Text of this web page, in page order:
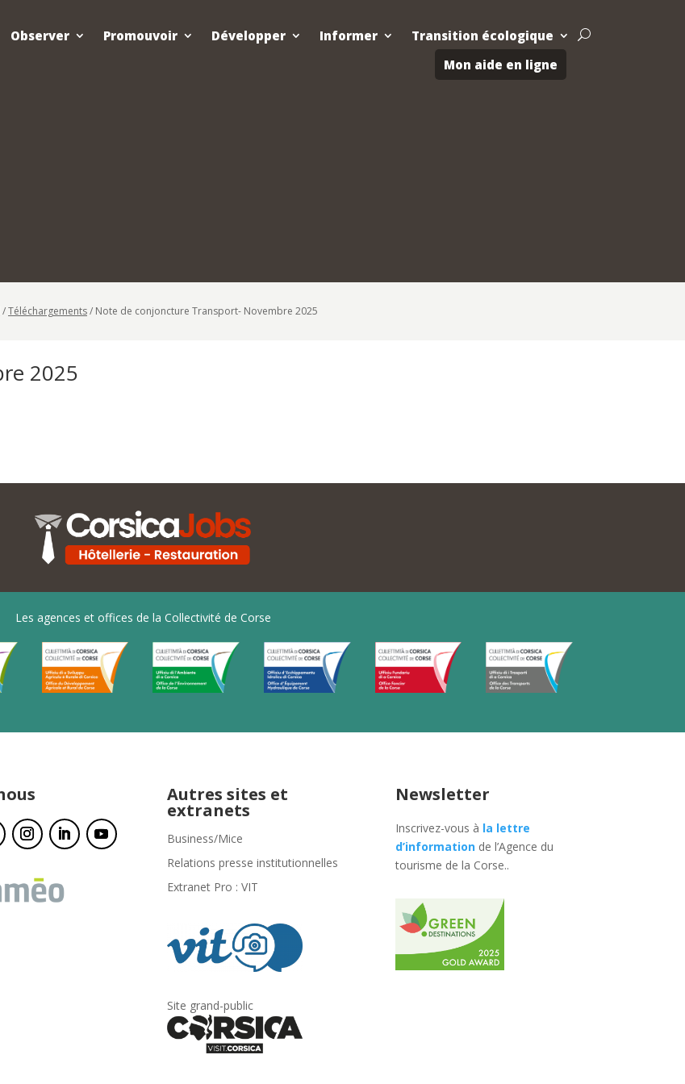
Observer Promouvoir Développer Informer
Transition écologique
Mon aide en ligne
U
/Téléchargements/ Note de conjoncture Transport- Novembre 2025
2025
Les agences et offices de la Collectivité de Corse
Autres sites et
extranets
Business/Mice
Relations presse institutionnelles
Extranet Pro : VIT
Site grand-public
Newsletter
Inscrivez-vous à la lettre
d’information de l’Agence du
tourisme de la Corse..